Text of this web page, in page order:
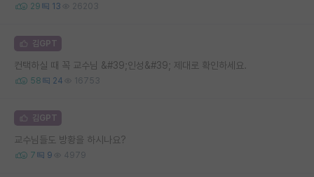
29 13 26203
김GPT
컨택하실 때 꼭 교수님 &#39;인성&#39; 제대로 확인하세요.
58 24 16753
김GPT
교수님들도 방황을 하시나요?
7 9 4979